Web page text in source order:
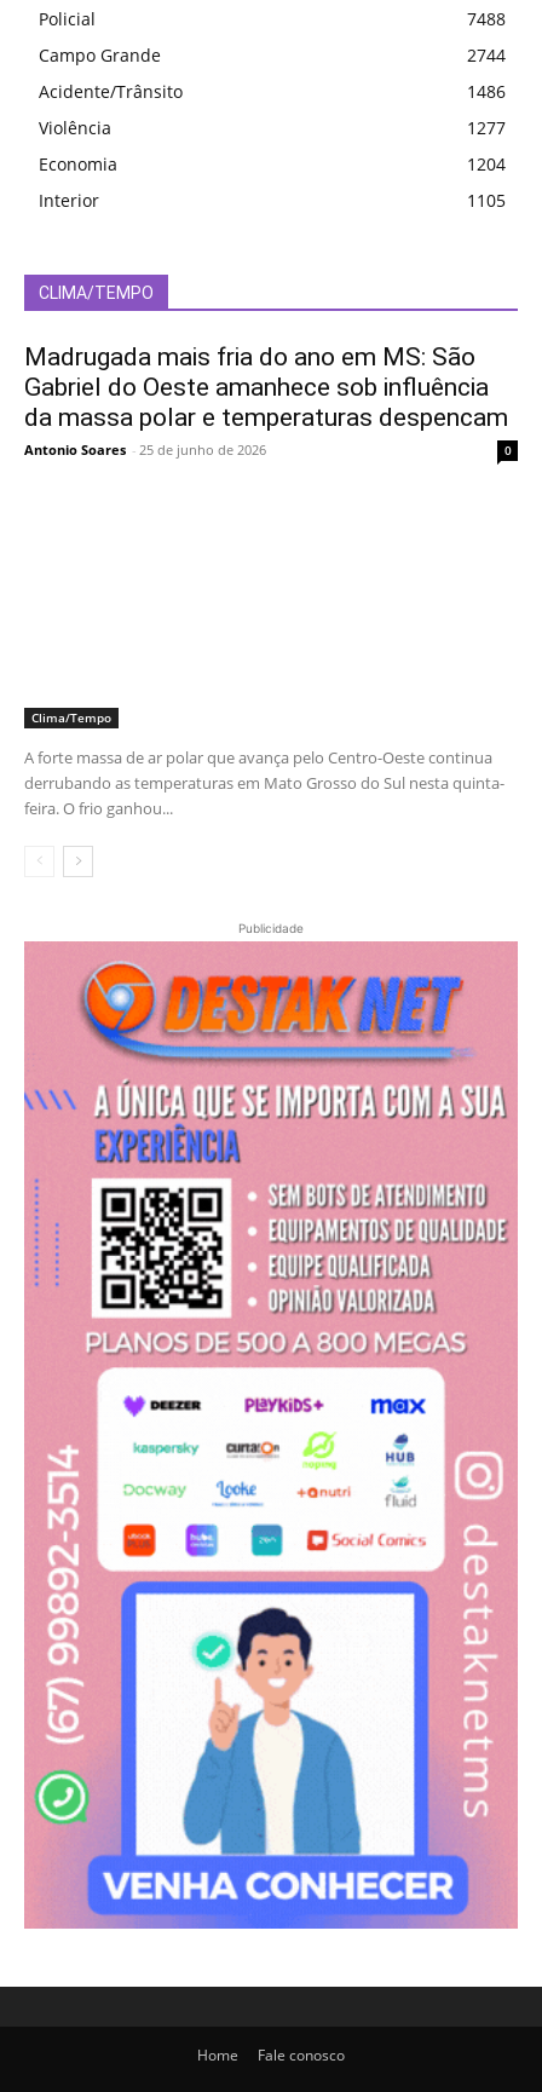
Policial
7488
Campo Grande
2744
Acidente/Trânsito
1486
Violência
1277
Economia
1204
Interior
1105
CLIMA/TEMPO
Madrugada mais fria do ano em MS: São
Gabriel do Oeste amanhece sob influência
da massa polar e temperaturas despencam
Antonio Soares - 25 de junho de 2026 0
Clima/Tempo
A forte massa de ar polar que avança pelo Centro-Oeste continua
derrubando as temperaturas em Mato Grosso do Sul nesta quinta-
feira. O frio ganhou...
Publicidade
Home Fale conosco